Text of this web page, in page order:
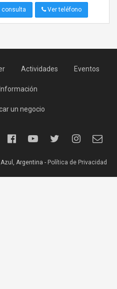
consulta Ver teléfono
Actividades Eventos
Información
un negocio
Argentina - Política de Privacidad